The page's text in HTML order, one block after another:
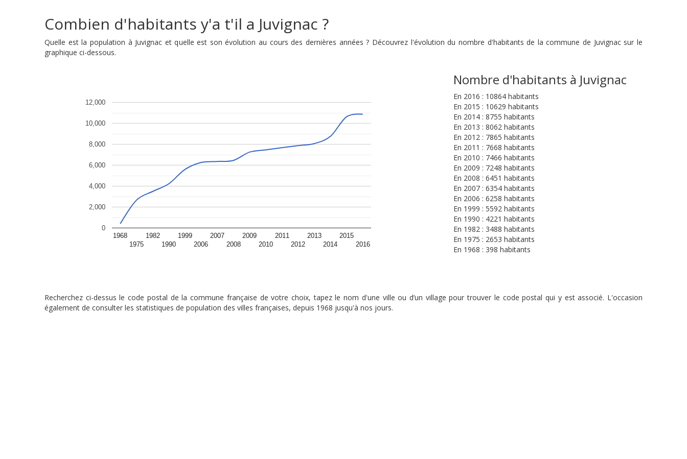
Combien d'habitants y'a t'il a Juvignac ?
Quelle est la population à Juvignac et quelle est son évolution au cours des dernières années ? Découvrez l'évolution du nombre d'habitants de la commune de Juvignac sur le
graphique ci-dessous.
1968
1975
1982
1990
1999
2006
2007
2008
2009
2010
2011
2012
2013
2014
2015
2016
0
2,000
4,000
6,000
8,000
10,000
12,000
Nombre d'habitants à Juvignac
En 2016 : 10864 habitants
En 2015 : 10629 habitants
En 2014 : 8755 habitants
En 2013 : 8062 habitants
En 2012 : 7865 habitants
En 2011 : 7668 habitants
En 2010 : 7466 habitants
En 2009 : 7248 habitants
En 2008 : 6451 habitants
En 2007 : 6354 habitants
En 2006 : 6258 habitants
En 1999 : 5592 habitants
En 1990 : 4221 habitants
En 1982 : 3488 habitants
En 1975 : 2653 habitants
En 1968 : 398 habitants
Recherchez ci-dessus le code postal de la commune française de votre choix, tapez le nom d'une ville ou d’un village pour trouver le code postal qui y est associé. L'occasion
également de consulter les statistiques de population des villes françaises, depuis 1968 jusqu'à nos jours.